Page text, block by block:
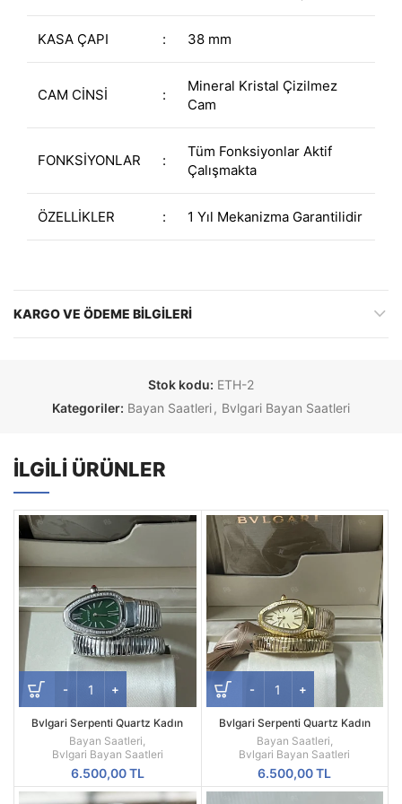
KASA ÇAPI : 38 mm
CAM CİNSİ :
Mineral Kristal Çizilmez
Cam
FONKSİYONLAR :
Tüm Fonksiyonlar Aktif
Çalışmakta
ÖZELLİKLER : 1 Yıl Mekanizma Garantilidir
KARGO VE ÖDEME BILGILERI
Stok kodu: ETH-2
Kategoriler: Bayan Saatleri , Bvlgari Bayan Saatleri
İLGILI ÜRÜNLER
Bvlgari Serpenti Quartz Kadın
Saat | Silver Tek Sarmal Yeşil
Kadran Taşlı Bezel
Bayan Saatleri,
Bvlgari Bayan Saatleri
6.500,00TL
Bvlgari Serpenti Quartz Kadın
Saat | Sarı Renk Tek Sarmal Taşlı
Yılan Tasarım
Bayan Saatleri,
Bvlgari Bayan Saatleri
6.500,00TL